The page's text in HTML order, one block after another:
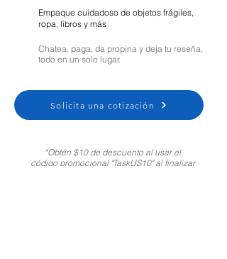
Empaque cuidadoso de objetos frágiles,
ropa, libros y más
Chatea, paga, da propina y deja tu reseña,
todo en un solo lugar.
Solicita una cotización
*Obtén $10 de descuento al usar el
código promocional "TaskUS10" al finalizar